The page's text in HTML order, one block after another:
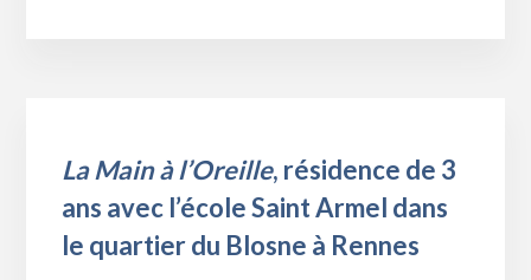
La Main à l’Oreille, résidence de 3
ans avec l’école Saint Armel dans
le quartier du Blosne à Rennes